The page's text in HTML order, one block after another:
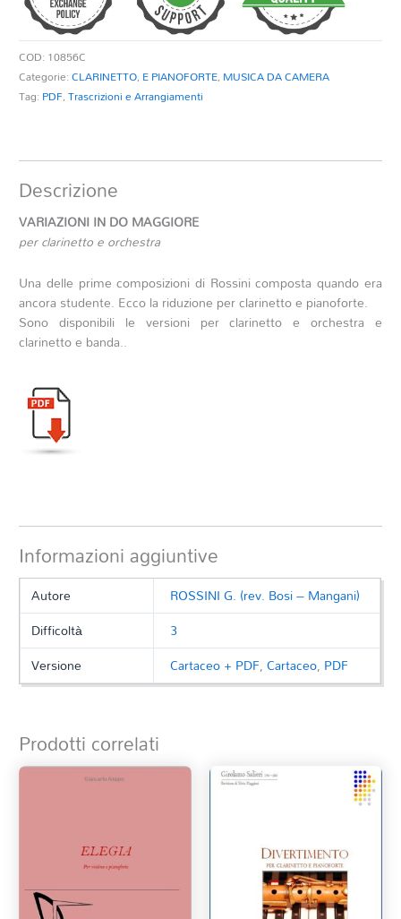
COD: 10856C
Categorie:CLARINETTO, E PIANOFORTE, MUSICA DA CAMERA
Tag: PDF,Trascrizioni e Arrangiamenti
Descrizione
VARIAZIONI IN DO MAGGIORE
per clarinetto e orchestra
Una delle prime composizioni di Rossini composta quando era
ancora studente. Ecco la riduzione per clarinetto e pianoforte.
Sono disponibili le versioni per clarinetto e orchestra e
clarinetto e banda..
Informazioni aggiuntive
Autore
ROSSINI G. (rev. Bosi – Mangani)
Difficoltà
3
Versione
Cartaceo + PDF,Cartaceo, PDF
Prodotti correlati